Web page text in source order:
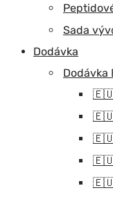
Sada
Dodávka
🇪🇺
🇪🇺
🇪🇺
🇪🇺
🇪🇺